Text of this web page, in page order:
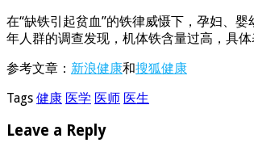
在“缺铁引起贫血”的铁律威慑下，孕妇、
年人群的调查发现，机体铁含量过高，具
参考文章： 新浪健康和搜狐健康
Tags 健康 医学 医师 医生
Leave a Reply